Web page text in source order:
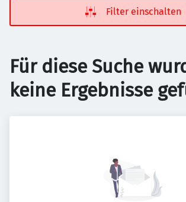
Filter einschalten
Für diese Suche
keine Ergebnisse